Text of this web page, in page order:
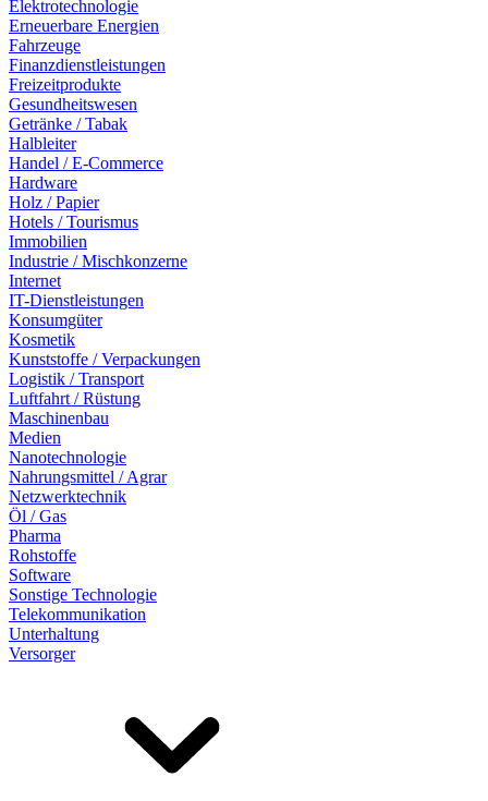
Elektrotechnologie
Erneuerbare Energien
Fahrzeuge
Finanzdienstleistungen
Freizeitprodukte
Gesundheitswesen
Getränke / Tabak
Halbleiter
Handel / E-Commerce
Hardware
Holz / Papier
Hotels / Tourismus
Immobilien
Industrie / Mischkonzerne
Internet
IT-Dienstleistungen
Konsumgüter
Kosmetik
Kunststoffe / Verpackungen
Logistik / Transport
Luftfahrt / Rüstung
Maschinenbau
Medien
Nanotechnologie
Nahrungsmittel / Agrar
Netzwerktechnik
Öl / Gas
Pharma
Rohstoffe
Software
Sonstige Technologie
Telekommunikation
Unterhaltung
Versorger